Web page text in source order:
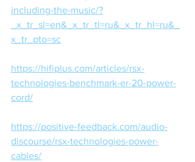
including-the-music/?
_x_tr_sl=en&_x_tr_tl=ru&_x_tr_hl=ru&_
x_tr_pto=sc
https://hifiplus.com/articles/rsx-
technologies-benchmark-er-20-power-
cord/
https://positive-feedback.com/audio-
discourse/rsx-technologies-power-
cables/